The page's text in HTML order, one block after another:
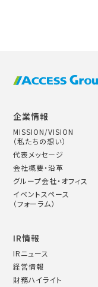
企業情報
MISSION/VISION
（私たちの想い）
代表メッセージ
会社概要・沿革
グループ会社・オフィス
イベントスペース
（フォーラム）
IR情報
IRニュース
経営情報
財務ハイライト